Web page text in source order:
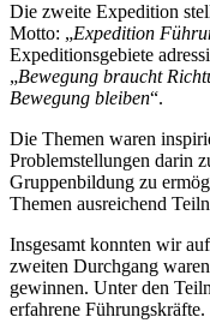
Die zweite Expedition
Motto: „Expedition
Expeditionsgebiete
„Bewegung braucht
Bewegung bleiben“.
Die Themen waren
Problemstellungen darin
Gruppenbildung zu
Themen ausreichend
Insgesamt konnten wir
zweiten Durchgang
gewinnen. Unter den
erfahrene Führungskräfte.